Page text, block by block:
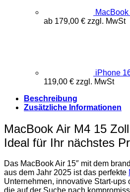
ab 179,00 € zzgl. MwSt
iPhone
119,00 € zzgl. MwSt
Beschreibung
Zusätzliche Informationen
MacBook Air M4 15
Ideal für Ihr nächstes
Das MacBook Air 15″ mit dem
aus dem Jahr 2025 ist das perfekte
Unternehmen, innovative Start-ups